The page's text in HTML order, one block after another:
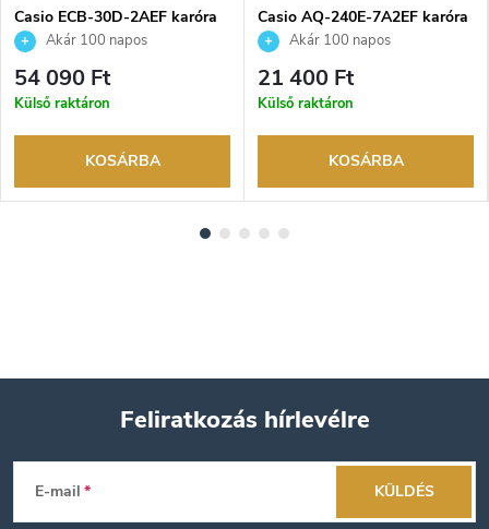
Casio ECB-30D-2AEF karóra
Akár 100 napos
visszaküldési lehetőség. Hivatalos
márkakereskedő.
54 090 Ft
Külső raktáron
KOSÁRBA
Casio AQ-240E-7A2EF karóra
Akár 100 napos
visszaküldési lehetőség. Hivatalos
márkakereskedő.
21 400 Ft
Külső raktáron
KOSÁRBA
L
Feliratkozás hírlevélre
E-mail KÜLDÉS